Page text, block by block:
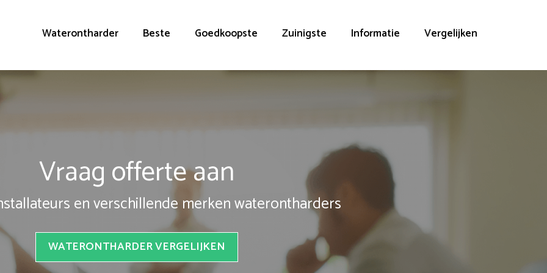
Waterontharder Beste Goedkoopste Zuinigste Informatie Vergelijken
Vraag offerte aan
en verschillende merken waterontharders
WATERONTHARDER VERGELIJKEN